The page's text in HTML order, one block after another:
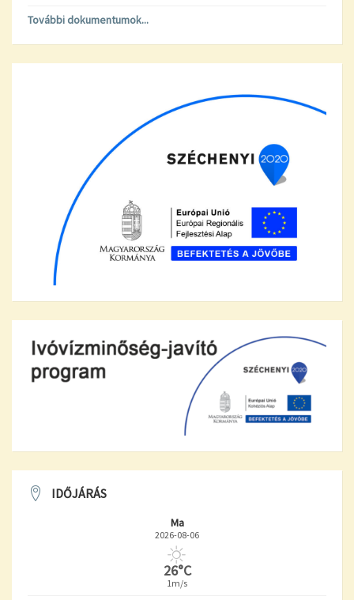
További dokumentumok...
IDŐJÁRÁS
Ma
2026-08-06
26°C
1m/s